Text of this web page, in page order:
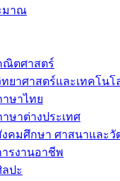
มาณ
ณิตศาสตร์
ยาศาสตร์และเทคโนโ
าษาไทย
ษาต่างประเทศ
งคมศึกษา ศาสนาและ
ารงานอาชีพ
ปะ